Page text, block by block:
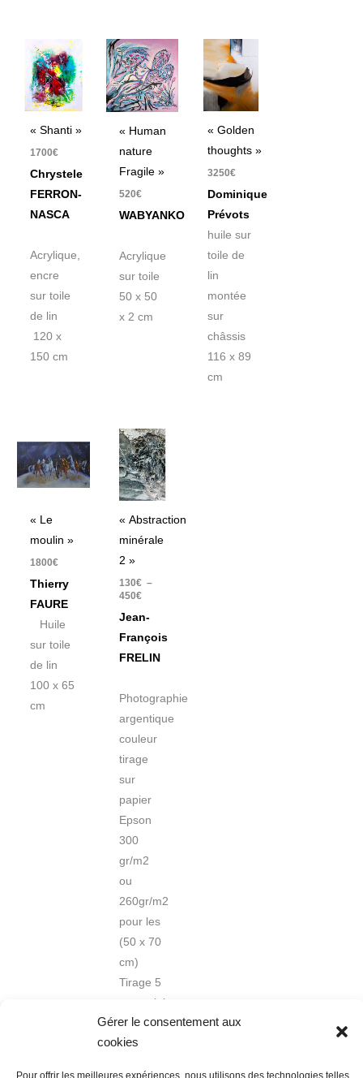
Gérer le consentement aux
cookies
Pour offrir les meilleures expériences, nous utilisons des technologies telles
« Shanti »
1700€
Chrystele
FERRON-
NASCA
Acrylique,
encre
sur toile
de lin
120 x
150 cm
« Human
nature
Fragile »
520€
WABYANKO
Acrylique
sur toile
50 x 50
x 2 cm
« Golden
thoughts »
3250€
Dominique
Prévots
huile sur
toile de
lin
montée
sur
châssis
116 x 89
cm
« Le
moulin »
1800€
Thierry
FAURE
Huile
sur toile
de lin
100 x 65
cm
« Abstraction
minérale
2 »
130€ –
450€
Plage
de
prix :
130€
à
450€
Jean-
François
FRELIN
Photographie
argentique
couleur
tirage
sur
papier
Epson
300
gr/m2
ou
260gr/m2
pour les
(50 x 70
cm)
Tirage 5
exemplaires.